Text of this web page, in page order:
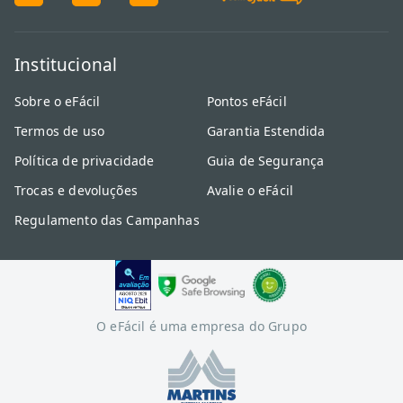
Institucional
Sobre o eFácil
Termos de uso
Política de privacidade
Trocas e devoluções
Regulamento das Campanhas
Pontos eFácil
Garantia Estendida
Guia de Segurança
Avalie o eFácil
O eFácil é uma empresa do Grupo